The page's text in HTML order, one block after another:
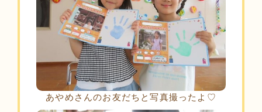
あやめさんのお友だちと写真撮ったよ♡